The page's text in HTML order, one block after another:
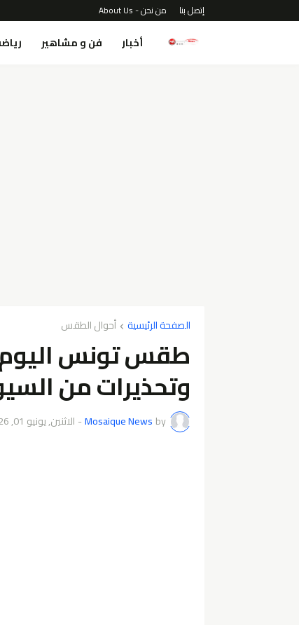
إتصل بنا من نحن - About Us
أخبار فن و مشاهير
الصفحة الرئيسية أحوال الطقس
طقس تونس اليوم:
وتحذيرات من
by
Mosaique News
- الاثنين, يونيو 01, 2026